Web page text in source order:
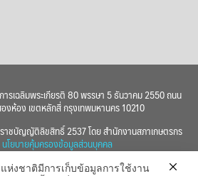
รเฉลิมพระเกียรติ 80 พรรษา 5 ธันวาคม 2550 ถนน
งห้อง เขตหลักสี่ กรุงเทพมหานคร 10210
ชบัญญัติลิขสิทธิ์ 2537 โดย สำนักงานสภาเกษตรกร
นโยบายคุ้มครองข้อมูลส่วนบุคคล
ห่งชาติมีการเก็บข้อมูลการใช้งาน